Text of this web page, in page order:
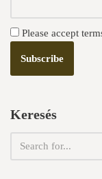
Please accept
Keresés